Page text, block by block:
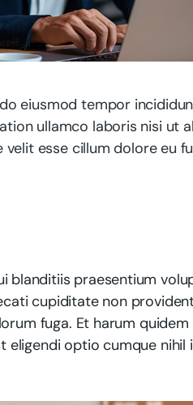
eiusmod tempor
ullamco laboris nisi ut
esse cillum dolore eu
blanditiis praesentium
cupiditate non
fuga. Et harum
eligendi optio cumque nihil